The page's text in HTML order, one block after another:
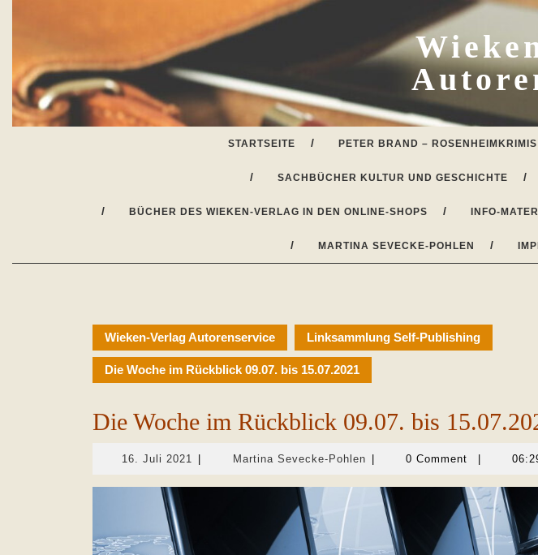
STARTSEITE PETER BRAND – ROSENHEIMKRIMIS
SACHBÜCHER KULTUR UND GESCHICHTE
BÜCHER DES WIEKEN-VERLAG IN DEN ONLINE-SHOPS INFO-
MARTINA SEVECKE-POHLEN
Wieken-Verlag Autorenservice Linksammlung Self-Publishing
Die Woche im Rückblick 09.07. bis 15.07.2021
Die Woche im Rückblick 09.07. bis
16. Juli 2021 16.
2021
Martina Sevecke-PohlenMartina
Pohlen
0 Comment